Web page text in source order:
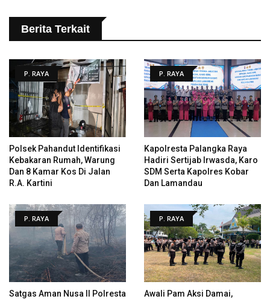
Berita Terkait
P. RAYA
Polsek Pahandut Identifikasi
Kebakaran Rumah, Warung
Dan 8 Kamar Kos Di Jalan
R.A. Kartini
P. RAYA
Kapolresta Palangka Raya
Hadiri Sertijab Irwasda, Karo
SDM Serta Kapolres Kobar
Dan Lamandau
P. RAYA
Satgas Aman Nusa II Polresta
P. RAYA
Awali Pam Aksi Damai,